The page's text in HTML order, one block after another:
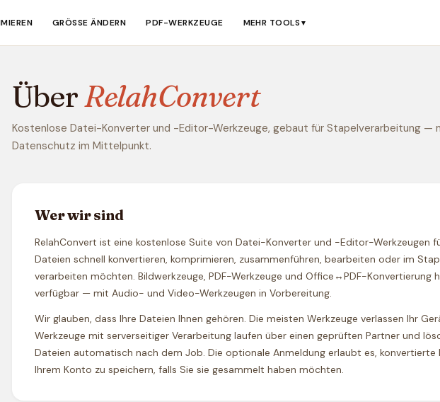
GRÖSSE ÄNDERN PDF-WERKZEUGE MEHR TOOLS ▼
ÜberRelahConvert
Kostenlose Datei-Konverter und -Editor-Werkzeuge, gebaut für Stapelverarbeitung —
Datenschutz im Mittelpunkt.
Wer wir sind
RelahConvert ist eine kostenlose Suite von Datei-Konverter und -Editor-Werkzeugen
Dateien schnell konvertieren, komprimieren, zusammenführen, bearbeiten oder im
verarbeiten möchten. Bildwerkzeuge, PDF-Werkzeuge und Office↔PDF-Konvertierung
verfügbar — mit Audio- und Video-Werkzeugen in Vorbereitung.
Wir glauben, dass Ihre Dateien Ihnen gehören. Die meisten Werkzeuge verlassen Ihr
Werkzeuge mit serverseitiger Verarbeitung laufen über einen geprüften Partner und
Dateien automatisch nach dem Job. Die optionale Anmeldung erlaubt es, konvertierte
Ihrem Konto zu speichern, falls Sie sie gesammelt haben möchten.